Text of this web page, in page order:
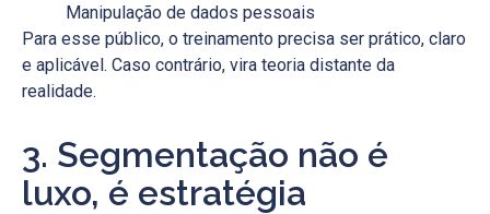
Manipulação de dados pessoais
Para esse público, o treinamento precisa ser prático, claro
e aplicável. Caso contrário, vira teoria distante da
realidade.
3. Segmentação não é
luxo, é estratégia